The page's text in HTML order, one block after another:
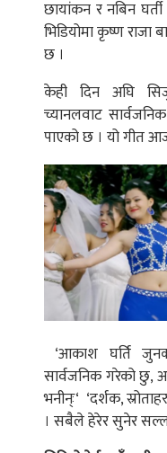
छायांकन र नबिन
भिडियोमा कृष्ण राजा
छ ।
केही दिन अघि
च्यानलवाट सार्वजनिक
पाएको छ । यो गीत
‘आकाश घर्ति
सार्वजनिक गरेको छु,
भनीन्ः­‘ ‘दर्शक,
। सबैले हेरेर सुनेर